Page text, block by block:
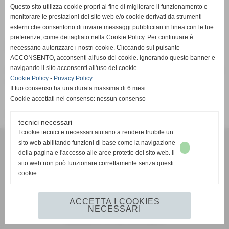
Home
Pagina non trovata
Attenzione: la pagina richiesta non è più presente su questo
sito web. È stata rimossa o modificata.
VIA VETERANI DELLO SPORT
54027 PONTREMOLI (MS)
Realizzazione siti web www.sitoper.it
Questo sito utilizza cookie propri al fine di migliorare il funzionamento e
monitorare le prestazioni del sito web e/o cookie derivati da strumenti
esterni che consentono di inviare messaggi pubblicitari in linea con le tue
preferenze, come dettagliato nella Cookie Policy. Per continuare è
necessario autorizzare i nostri cookie. Cliccando sul pulsante
ACCONSENTO, acconsenti all'uso dei cookie. Ignorando questo banner e
navigando il sito acconsenti all'uso dei cookie.
Cookie Policy - Privacy Policy
Il tuo consenso ha una durata massima di 6 mesi.
Cookie accettati nel consenso: nessun consenso
tecnici necessari
I cookie tecnici e necessari aiutano a rendere fruibile un
sito web abilitando funzioni di base come la navigazione
della pagina e l'accesso alle aree protette del sito web. Il
sito web non può funzionare correttamente senza questi
cookie.
ACCETTA I COOKIES
NECESSARI